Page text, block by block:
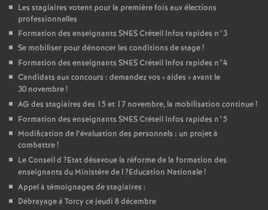
Les stagiaires votent pour la première fois aux élections
professionnelles
Formation des enseignants SNESCréteil Infos rapides n°3
Se mobiliser pour dénoncer les conditions de stage!
Formation des enseignants SNESCréteil Infos rapides n°4
Candidats aux concours : demandez vos «aides » avant le
30 novembre!
AG des stagiaires des 15 et 17 novembre, la mobilisation continue!
Formation des enseignants SNESCréteil Infos rapides n°5
Modification de l’évaluation des personnels : un projet à
combattre!
Le Conseil d ?Etat désavoue la réforme de la formation des
enseignants du Ministère de l?Education Nationale!
Appel à témoignages de stagiaires :
Débrayage à Torcy ce jeudi 8 décembre